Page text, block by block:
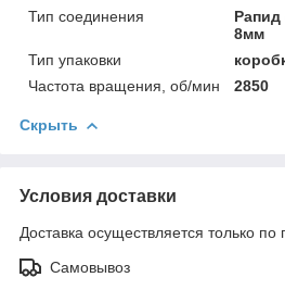
Тип соединения
Рапид
8мм
Тип упаковки
Частота вращения, об/мин
2850
Скрыть
Условия доставки
Доставка осуществляется только по
Самовывоз